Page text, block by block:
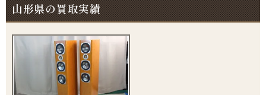
山形県の買取実績